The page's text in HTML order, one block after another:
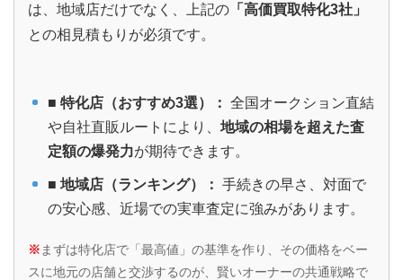
は、地域店だけでなく、上記の 「高価買取特化3社」
との相見積もりが必須です。
■特化店（おすすめ3選）： 全国オークション直結
や自社直販ルートにより、地域の相場を超えた査
定額の爆発力が期待できます。
■地域店（ランキング）： 手続きの早さ、対面で
の安心感、近場での実車査定に強みがあります。
※ まずは特化店で「最高値」の基準を作り、その価格をベー
スに地元の店舗と交渉するのが、賢いオーナーの共通戦略で